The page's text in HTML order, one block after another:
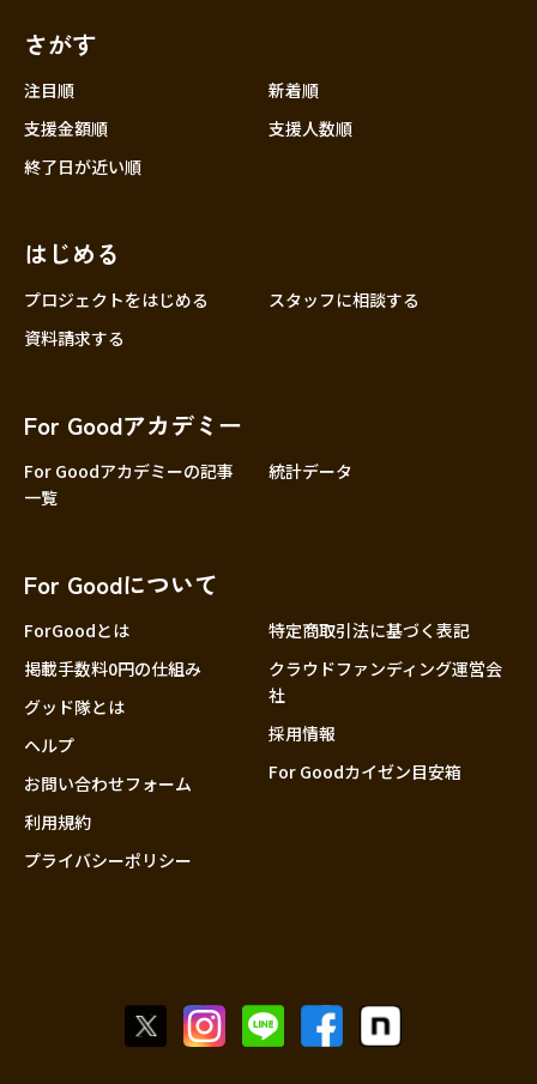
中国
大分
さがす
注目順
新着順
支援金額順
支援人数順
終了日が近い順
はじめる
プロジェクトをはじめる
スタッフに相談する
資料請求する
For Goodアカデミー
For Goodアカデミーの記事
一覧
統計データ
For Goodについて
ForGoodとは
掲載手数料0円の仕組み
グッド隊とは
ヘルプ
お問い合わせフォーム
利用規約
プライバシーポリシー
特定商取引法に基づく表記
クラウドファンディング運営会
社
採用情報
For Goodカイゼン目安箱